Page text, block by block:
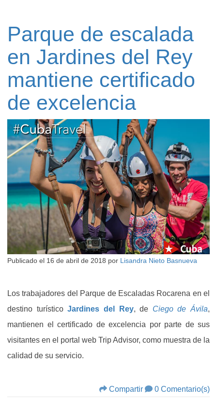
Parque de escalada
en Jardines del Rey
mantiene certificado
de excelencia
Publicado el 16 de abril de 2018 por Lisandra Nieto Basnueva
Los trabajadores del Parque de Escaladas Rocarena en el
destino turísticoJardines del Rey, de Ciego de Ávila,
mantienen el certificado de excelencia por parte de sus
visitantes en el portal web Trip Advisor, como muestra de la
calidad de su servicio.
Compartir 0 Comentario(s)